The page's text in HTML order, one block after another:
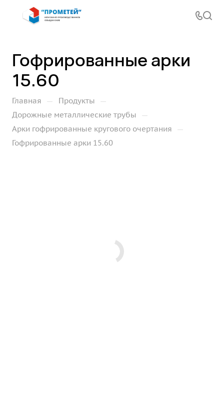
Гофрированные арки
15.60
Главная — Продукты —
Дорожные металлические трубы —
Арки гофрированные кругового очертания —
Гофрированные арки 15.60